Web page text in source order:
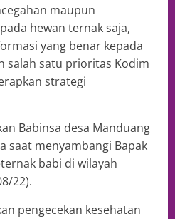
maupun
hewan ternak saja,
yang benar kepada
salah satu prioritas Kodim
strategi
Babinsa desa Manduang
saat menyambangi Bapak
babi di wilayah
22).
pengecekan kesehatan